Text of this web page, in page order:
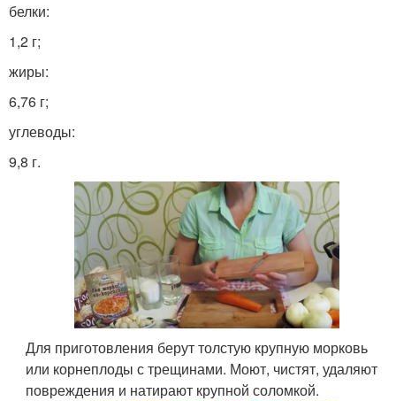
белки:
1,2 г;
жиры:
6,76 г;
углеводы:
9,8 г.
Для приготовления берут толстую крупную морковь
или корнеплоды с трещинами. Моют, чистят, удаляют
повреждения и натирают крупной соломкой.